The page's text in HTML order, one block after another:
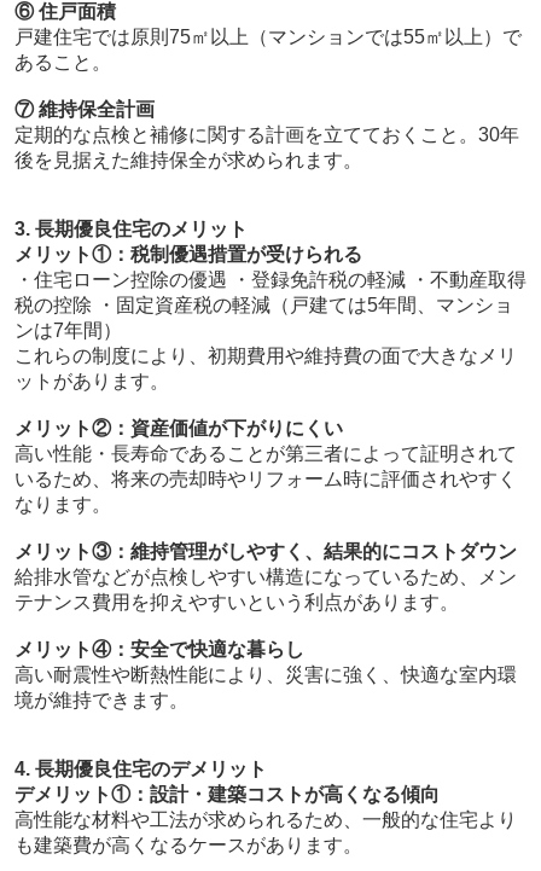
⑥ 住戸面積
戸建住宅では原則75㎡以上（マンションでは55㎡以上）で
あること。
⑦ 維持保全計画
定期的な点検と補修に関する計画を立てておくこと。30年
後を見据えた維持保全が求められます。
3. 長期優良住宅のメリット
メリット①：税制優遇措置が受けられる
・住宅ローン控除の優遇 ・登録免許税の軽減 ・不動産取得
税の控除 ・固定資産税の軽減（戸建ては5年間、マンショ
ンは7年間）
これらの制度により、初期費用や維持費の面で大きなメリ
ットがあります。
メリット②：資産価値が下がりにくい
高い性能・長寿命であることが第三者によって証明されて
いるため、将来の売却時やリフォーム時に評価されやすく
なります。
メリット③：維持管理がしやすく、結果的にコストダウン
給排水管などが点検しやすい構造になっているため、メン
テナンス費用を抑えやすいという利点があります。
メリット④：安全で快適な暮らし
高い耐震性や断熱性能により、災害に強く、快適な室内環
境が維持できます。
4. 長期優良住宅のデメリット
デメリット①：設計・建築コストが高くなる傾向
高性能な材料や工法が求められるため、一般的な住宅より
も建築費が高くなるケースがあります。